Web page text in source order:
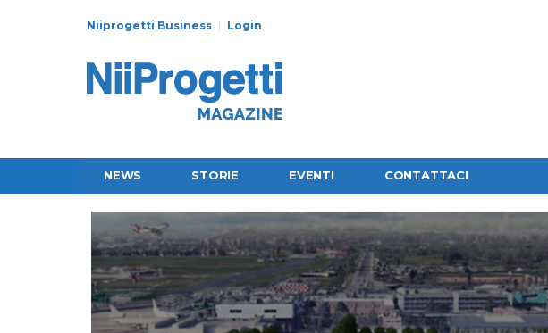
Niiprogetti Business Login
NEWS STORIE EVENTI CONTATTACI